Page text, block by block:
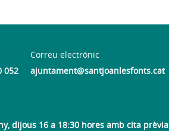
052
Correu electrònic
ajuntament@santjoanlesfonts.cat
dijous 16 a 18:30 hores amb cita prèvia